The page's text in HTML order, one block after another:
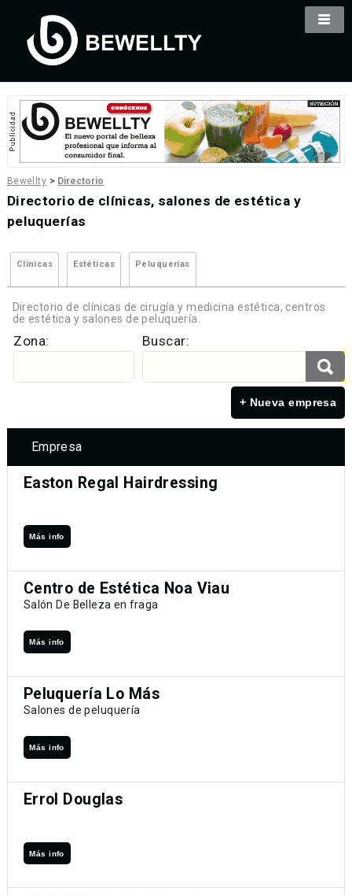
Bewellty > Directorio
Directorio de clínicas, salones de estética y
peluquerías
Clínicas Estéticas Peluquerías
Directorio de clínicas de cirugía y medicina estética, centros
de estética y salones de peluquería.
Zona: Buscar:
+ Nueva empresa
Empresa
Easton Regal Hairdressing
Más info
Centro de Estética Noa Viau
Salón De Belleza en fraga
Más info
Peluquería Lo Más
Salones de peluquería
Más info
Errol Douglas
Más info